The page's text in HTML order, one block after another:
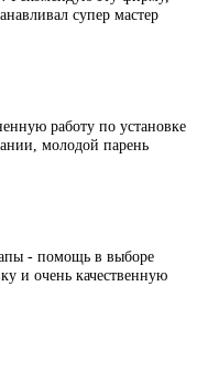
супер мастер
работу по установке
молодой парень
- помощь в выборе
и очень качественную